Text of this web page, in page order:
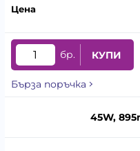
бр. КУПИ
Бърза поръчка
45W,